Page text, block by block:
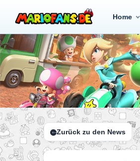
Home
Zurück zu den News